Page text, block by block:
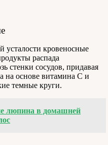
усталости кровеносные
распада
стенки сосудов, придавая
на основе витамина С и
темные круги.
люпина в домашней